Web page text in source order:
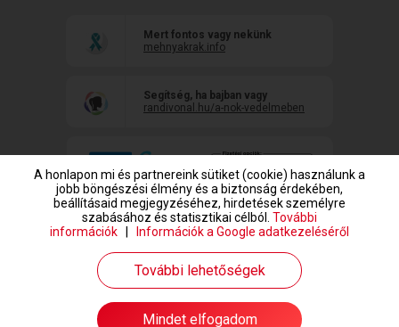
Mert fontos vagy nekünk
mehnyakrak.info
Segítség, ha bajban vagy
randivonal.hu/a-nok-vedelmeben
www.randivonal.hu © Copyright 1999-2026 Dating Central Europe Zrt.
A honlapon mi és partnereink sütiket (cookie) használunk a
jobb böngészési élmény és a biztonság érdekében,
beállításaid megjegyzéséhez, hirdetések személyre
szabásához és statisztikai célból. További
információk
Információk a Google adatkezeléséről
További lehetőségek
Mindet elfogadom